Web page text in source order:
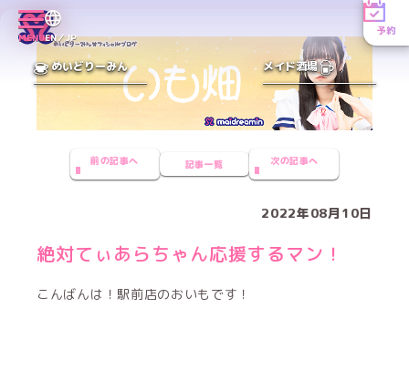
MENUEN／JP
予約
めいどりーみん メイド酒場
前の記事へ 記事一覧 次の記事へ
2022年08月10日
絶対てぃあらちゃん応援するマン！
こんばんは！駅前店のおいもです！